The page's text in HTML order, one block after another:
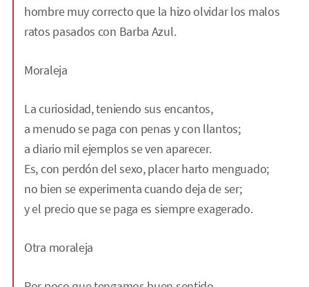
hombre muy correcto que la hizo olvidar los malos
ratos pasados con Barba Azul.
Moraleja
La curiosidad, teniendo sus encantos,
a menudo se paga con penas y con llantos;
a diario mil ejemplos se ven aparecer.
Es, con perdón del sexo, placer harto menguado;
no bien se experimenta cuando deja de ser;
y el precio que se paga es siempre exagerado.
Otra moraleja